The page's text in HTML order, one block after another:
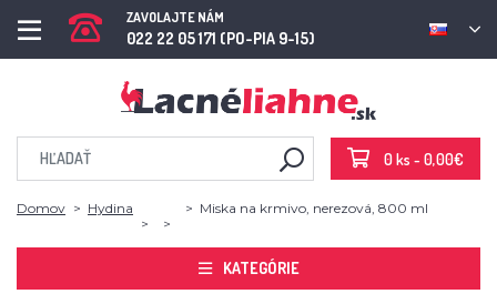
ZAVOLAJTE NÁM
022 22 05 171 (PO-PIA 9-15)
0 ks - 0,00€
Domov Hydina Miska na krmivo, nerezová, 800 ml
KATEGÓRIE